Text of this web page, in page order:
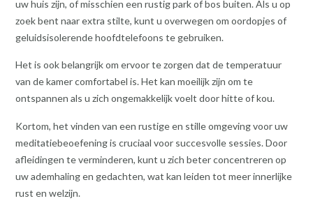
uw huis zijn, of misschien een rustig park of bos buiten. Als u op
zoek bent naar extra stilte, kunt u overwegen om oordopjes of
geluidsisolerende hoofdtelefoons te gebruiken.
Het is ook belangrijk om ervoor te zorgen dat de temperatuur
van de kamer comfortabel is. Het kan moeilijk zijn om te
ontspannen als u zich ongemakkelijk voelt door hitte of kou.
Kortom, het vinden van een rustige en stille omgeving voor uw
meditatiebeoefening is cruciaal voor succesvolle sessies. Door
afleidingen te verminderen, kunt u zich beter concentreren op
uw ademhaling en gedachten, wat kan leiden tot meer innerlijke
rust en welzijn.